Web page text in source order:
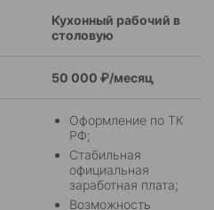
Кухонный рабочий в
столовую
50 000 ₽/месяц
Оформление по ТК
РФ;
Стабильная
официальная
заработная плата;
Возможность